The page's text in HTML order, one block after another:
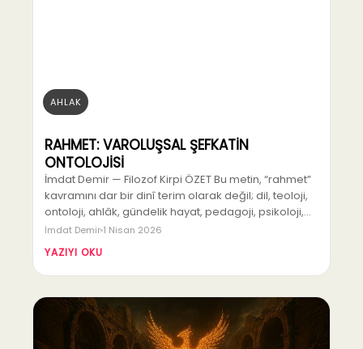
AHLAK
RAHMET: VAROLUŞSAL ŞEFKATİN
ONTOLOJİSİ
İmdat Demir — Filozof Kirpi ÖZET Bu metin, “rahmet”
kavramını dar bir dinî terim olarak değil; dil, teoloji,
ontoloji, ahlâk, gündelik hayat, pedagoji, psikoloji,…
İmdat Demir 1 Nisan 2026
YAZIYI OKU